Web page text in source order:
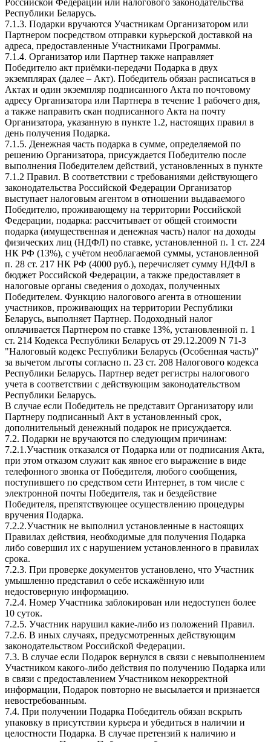
Республики Беларусь.
7.1.3. Подарки вручаются Участникам Организатором или
Партнером посредством отправки курьерской доставкой на
адреса, предоставленные Участниками Программы.
7.1.4. Организатор или Партнер также направляет
Победителю акт приёмки-передачи Подарка в двух
экземплярах (далее – Акт). Победитель обязан расписаться в
Актах и один экземпляр подписанного Акта по почтовому
адресу Организатора или Партнера в течение 1 рабочего дня,
а также направить скан подписанного Акта на почту
Организатора, указанную в пункте 1.2, настоящих правил в
день получения Подарка.
7.1.5. Денежная часть подарка в сумме, определяемой по
решению Организатора, присуждается Победителю после
выполнения Победителем действий, установленных в пункте
7.1.2 Правил. В соответствии с требованиями действующего
законодательства Российской Федерации Организатор
выступает налоговым агентом в отношении выдаваемого
Победителю, проживающему на территории Российской
Федерации, подарка: рассчитывает от общей стоимости
подарка (имущественная и денежная часть) налог на доходы
физических лиц (НДФЛ) по ставке, установленной п. 1 ст. 224
НК РФ (13%), с учётом необлагаемой суммы, установленной
п. 28 ст. 217 НК РФ (4000 руб.), перечисляет сумму НДФЛ в
бюджет Российской Федерации, а также предоставляет в
налоговые органы сведения о доходах, полученных
Победителем. Функцию налогового агента в отношении
участников, проживающих на территории Республики
Беларусь, выполняет Партнер. Подоходный налог
оплачивается Партнером по ставке 13%, установленной п. 1
ст. 214 Кодекса Республики Беларусь от 29.12.2009 N 71-З
"Налоговый кодекс Республики Беларусь (Особенная часть)"
за вычетом льготы согласно п. 23 ст. 208 Налогового кодекса
Республики Беларусь. Партнер ведет регистры налогового
учета в соответствии с действующим законодательством
Республики Беларусь.
В случае если Победитель не представит Организатору или
Партнеру подписанный Акт в установленный срок,
дополнительный денежный подарок не присуждается.
7.2. Подарки не вручаются по следующим причинам:
7.2.1.Участник отказался от Подарка или от подписания Акта,
при этом отказом служит как явное его выражение в виде
телефонного звонка от Победителя, любого сообщения,
поступившего по средством сети Интернет, в том числе с
электронной почты Победителя, так и бездействие
Победителя, препятствующее осуществлению процедуры
вручения Подарка.
7.2.2.Участник не выполнил установленные в настоящих
Правилах действия, необходимые для получения Подарка
либо совершил их с нарушением установленного в правилах
срока.
7.2.3. При проверке документов установлено, что Участник
умышленно представил о себе искажённую или
недостоверную информацию.
7.2.4. Номер Участника заблокирован или недоступен более
10 суток.
7.2.5. Участник нарушил какие-либо из положений Правил.
7.2.6. В иных случаях, предусмотренных действующим
законодательством Российской Федерации.
7.3. В случае если Подарок вернулся в связи с невыполнением
Участником какого-либо действия по получению Подарка или
в связи с предоставлением Участником некорректной
информации, Подарок повторно не высылается и признается
невостребованным.
7.4. При получении Подарка Победитель обязан вскрыть
упаковку в присутствии курьера и убедиться в наличии и
целостности Подарка. В случае претензий к наличию и